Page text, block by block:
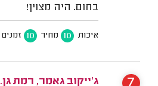
בחום. היה מצוין!
איכות 10 מחיר 10 זמנים
ג'ייקוב גאמר, רמת גן.